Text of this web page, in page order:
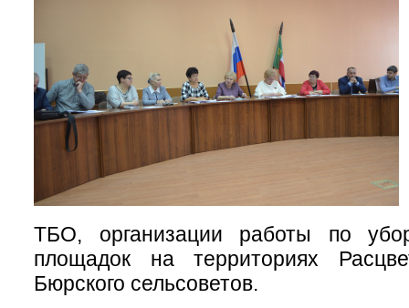
ТБО, организации работы по
площадок на территориях
Бюрского сельсоветов.